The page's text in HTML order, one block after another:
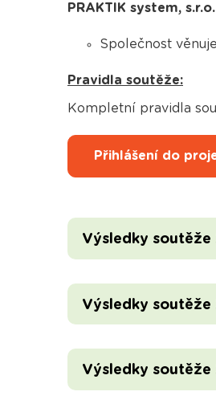
PRAKTIK system, s.r.o.
Společnost
Pravidla soutěže:
Kompletní pravidla
Přihlášení do
Výsledky soutěže
Výsledky soutěže
Výsledky soutěže